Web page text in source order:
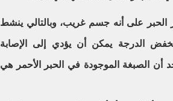
على أنه جسم غريب، وبالتالي ينشط
الدرجة يمكن أن يؤدي إلى الإصابة
أن الصبغة الموجودة في الحبر الأحمر هي